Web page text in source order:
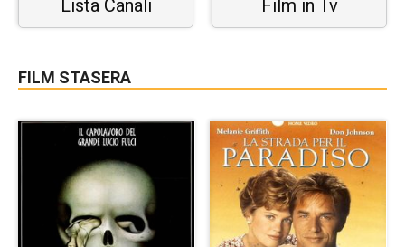
Lista Canali Film in Tv
FILM STASERA